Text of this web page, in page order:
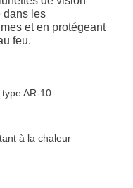
dans les
et en protégeant
feu.
AR-10
à la chaleur